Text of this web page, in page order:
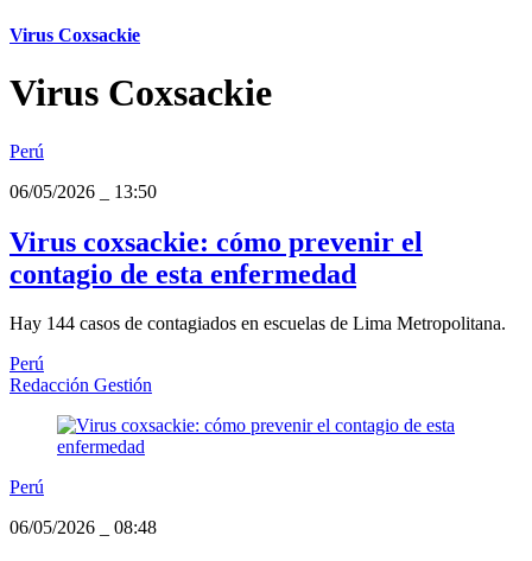
Virus Coxsackie
Virus Coxsackie
Perú
06/05/2026
13:50
Virus coxsackie: cómo prevenir el
contagio de esta enfermedad
Hay 144 casos de contagiados en escuelas de Lima Metropolitana.
Perú
Redacción Gestión
Perú
06/05/2026
08:48